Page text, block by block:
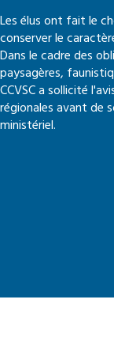
Les élus ont fait le
conserver le
Dans le cadre des
paysagères,
CCVSC a sollicité
régionales avant de
ministériel.